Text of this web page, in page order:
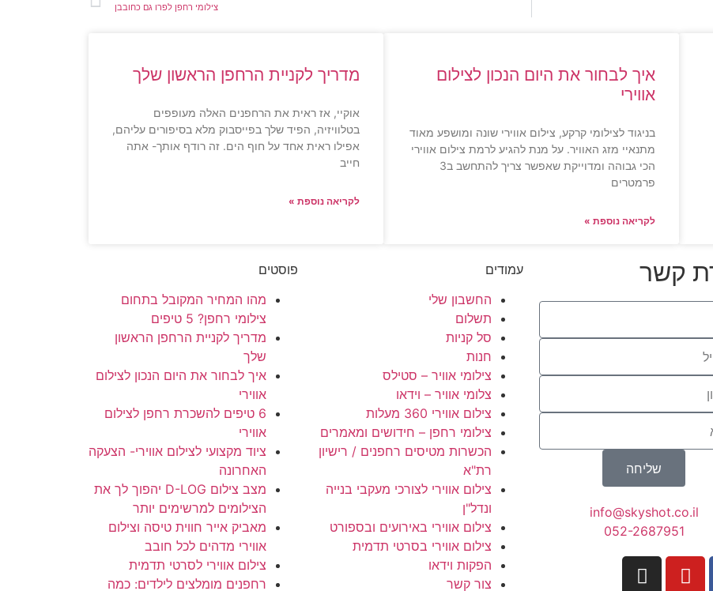
צילומי רחפן לפרו גם כחובבן
איך לבחור את היום הנכון לצילום
אווירי
בניגוד לצילומי קרקע, צילום אווירי שונה ומושפע מאוד
מתנאיי מזג האוויר. על מנת להגיע לרמת צילום אווירי
הכי גבוהה ומדוייקת שאפשר צריך להתחשב ב3
פרמטרים
לקריאה נוספת »
מדריך לקניית הרחפן הראשון שלך
אוקיי, אז ראית את הרחפנים האלה מעופפים
בטלוויזיה, הפיד שלך בפייסבוק מלא בסיפורים עליהם,
אפילו ראית אחד על חוף הים. זה רודף אותך- אתה
חייב
לקריאה נוספת »
קשר
שליחה
info@skyshot.co.il
052-2687951
עמודים
החשבון שלי
תשלום
סל קניות
חנות
צילומי אוויר – סטילס
צלומי אוויר – וידאו
צילום אווירי 360 מעלות
צילומי רחפן – חידושים ומאמרים
הכשרות מטיסים רחפנים / רישיון
רת"א
צילום אווירי לצורכי מעקבי בנייה
ונדל"ן
צילום אווירי באירועים ובספורט
צילום אווירי בסרטי תדמית
הפקות וידאו
צור קשר
פוסטים
מהו המחיר המקובל בתחום
צילומי רחפן? 5 טיפים
מדריך לקניית הרחפן הראשון
שלך
איך לבחור את היום הנכון לצילום
אווירי
6 טיפים להשכרת רחפן לצילום
אווירי
ציוד מקצועי לצילום אווירי- הצעקה
האחרונה
מצב צילום D-LOG יהפוך לך את
הצילומים למרשימים יותר
מאביק אייר חווית טיסה וצילום
אווירי מדהים לכל חובב
צילום אווירי לסרטי תדמית
רחפנים מומלצים לילדים: כמה